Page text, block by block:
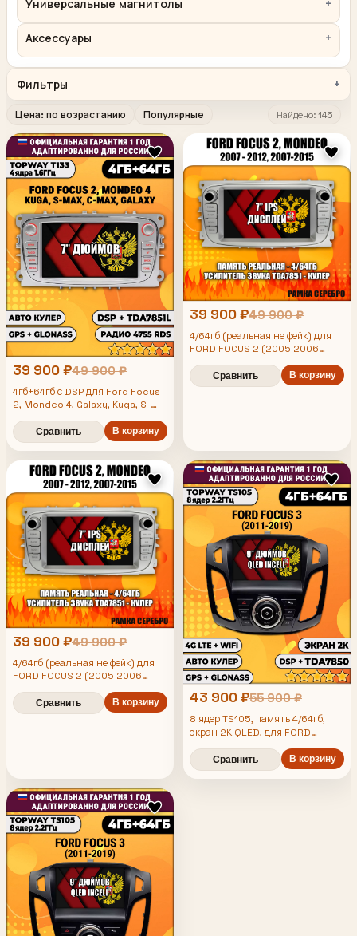
Универсальные магнитолы
Аксессуары
Фильтры
Цена: по возрастанию Популярные Найдено: 145
39 900 ₽49 900 ₽
4гб+64гб с DSP для Ford Focus
2, Mondeo 4, Galaxy, Kuga, S-
max, C-max, Android магнитола,
усилитель звука TDA7851, цвет
серебро
Сравнить В корзину
39 900 ₽49 900 ₽
4/64гб (реальная не фейк) для
FORD FOCUS 2 (2005 2006
Форд Фокус, под кондиционер,
Android магнитола
Сравнить В корзину
39 900 ₽49 900 ₽
4/64гб (реальная не фейк) для
FORD FOCUS 2 (2005 2006
Форд Фокус, под кондиционер,
Android магнитола
Сравнить В корзину 43 900 ₽55 900 ₽
8 ядер TS105, память 4/64гб,
экран 2К QLED, для FORD
магнитола
Сравнить В корзину